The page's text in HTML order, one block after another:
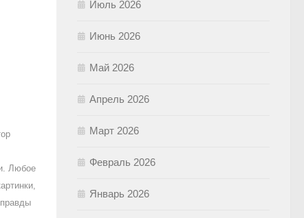
Любое
Июль 2026
Июнь 2026
Май 2026
Апрель 2026
Март 2026
Февраль 2026
Январь 2026